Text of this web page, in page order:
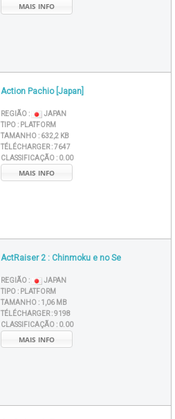
MAIS INFO
Action Pachio [Japan]
REGIÃO :
JAPAN
TIPO : PLATFORM
TAMANHO : 632,2 KB
TÉLÉCHARGER :7647
CLASSIFICAÇÃO : 0.00
MAIS INFO
ActRaiser 2 : Chinmoku e no Se
REGIÃO :
JAPAN
TIPO : PLATFORM
TAMANHO : 1,06 MB
TÉLÉCHARGER :9198
CLASSIFICAÇÃO : 0.00
MAIS INFO